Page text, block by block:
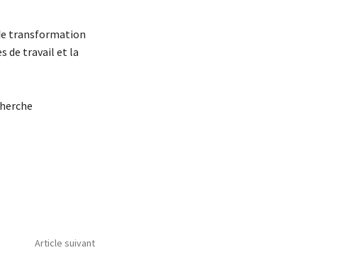
transformation
de travail et la
Article suivant